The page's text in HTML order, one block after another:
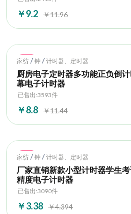
￥9.2 ￥11.96
Hot
家纺 / 钟 / 计时器、定时器
厨房电子定时器多功能正负倒
幕电子计时器
已售出:3593件
￥8.8 ￥11.44
Hot
家纺 / 钟 / 计时器、定时器
厂家直销新款小型计时器学生
精度电子计时器
已售出:3090件
￥3.38 ￥4.394